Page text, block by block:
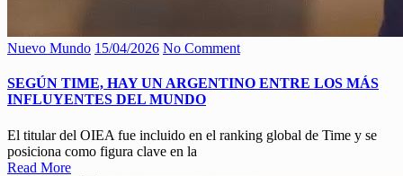
Nuevo Mundo 15/04/2026 No Comment
SEGÚN TIME, HAY UN ARGENTINO ENTRE LOS MÁS
INFLUYENTES DEL MUNDO
El titular del OIEA fue incluido en el ranking global de Time y se
posiciona como figura clave en la
Read More